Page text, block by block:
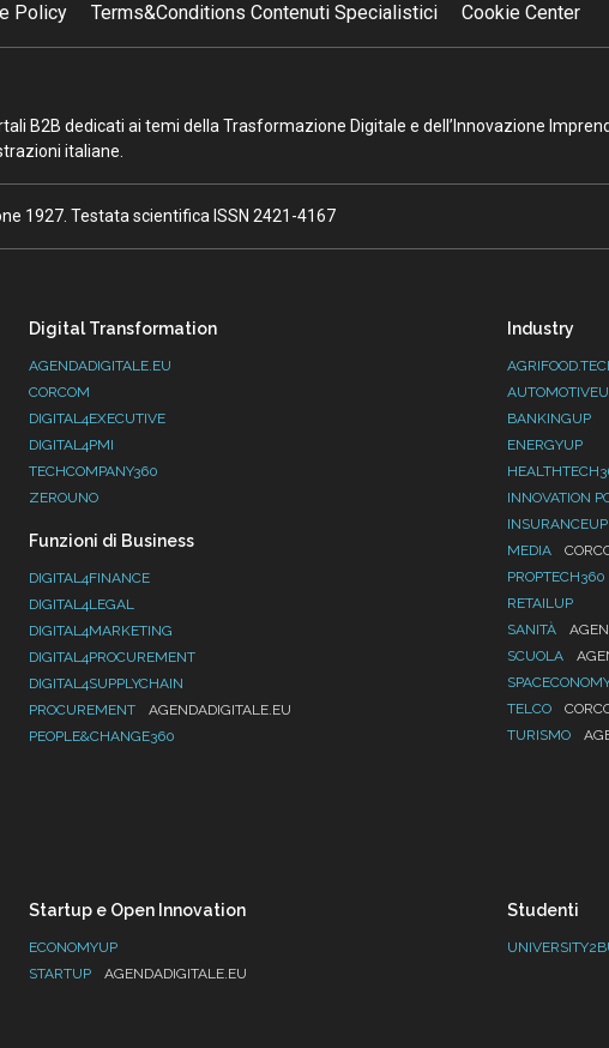
Policy Terms&Conditions Contenuti Specialistici Cookie Center
B2B dedicati ai temi della Trasformazione Digitale e dell’Innovazione
italiane.
1927. Testata scientifica ISSN 2421-4167
Digital Transformation
AGENDADIGITALE.EU
CORCOM
DIGITAL4EXECUTIVE
DIGITAL4PMI
TECHCOMPANY360
ZEROUNO
Funzioni di Business
DIGITAL4FINANCE
DIGITAL4LEGAL
DIGITAL4MARKETING
DIGITAL4PROCUREMENT
DIGITAL4SUPPLYCHAIN
PROCUREMENT
AGENDADIGITALE.EU
PEOPLE&CHANGE360
Industry
BANKINGUP
ENERGYUP
INNOVATION
INSURANCEUP
MEDIA
PROPTECH360
RETAILUP
SANITÀ
SCUOLA
TELCO
TURISMO
Startup e Open Innovation
ECONOMYUP
STARTUP
AGENDADIGITALE.EU
Studenti